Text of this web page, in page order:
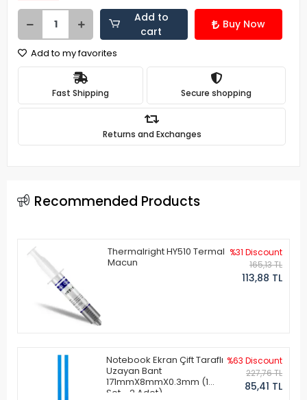
Add to
cart
Buy Now
Add to my favorites
Fast Shipping Secure shopping
Returns and Exchanges
Recommended Products
Thermalright HY510 Termal
Macun
%31 Discount
165,13 TL
113,88 TL
Notebook Ekran Çift Taraflı
Uzayan Bant
171mmX8mmX0.3mm (1
Set - 2 Adet)
%63 Discount
227,76 TL
85,41 TL